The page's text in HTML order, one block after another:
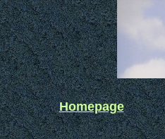
Homepage